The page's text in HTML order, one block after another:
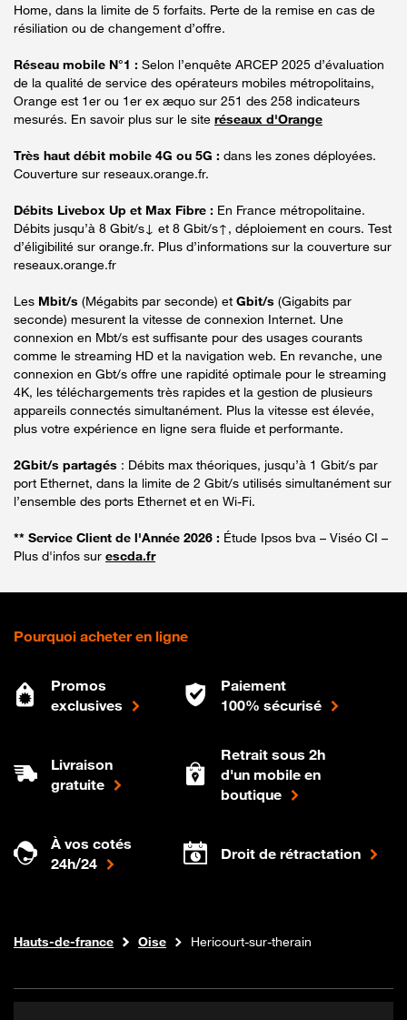
Home, dans la limite de 5 forfaits. Perte de la remise en cas de
résiliation ou de changement d’offre.
Réseau mobile N°1 : Selon l’enquête ARCEP 2025 d’évaluation
de la qualité de service des opérateurs mobiles métropolitains,
Orange est 1er ou 1er ex æquo sur 251 des 258 indicateurs
mesurés. En savoir plus sur le site réseaux d'Orange
Très haut débit mobile 4G ou 5G : dans les zones déployées.
Couverture sur reseaux.orange.fr.
Débits Livebox Up et Max Fibre : En France métropolitaine.
Débits jusqu’à 8 Gbit/s↓ et 8 Gbit/s↑, déploiement en cours. Test
d’éligibilité sur orange.fr. Plus d’informations sur la couverture sur
reseaux.orange.fr
Les Mbit/s (Mégabits par seconde) et Gbit/s (Gigabits par
seconde) mesurent la vitesse de connexion Internet. Une
connexion en Mbt/s est suffisante pour des usages courants
comme le streaming HD et la navigation web. En revanche, une
connexion en Gbt/s offre une rapidité optimale pour le streaming
4K, les téléchargements très rapides et la gestion de plusieurs
appareils connectés simultanément. Plus la vitesse est élevée,
plus votre expérience en ligne sera fluide et performante.
2Gbit/s partagés : Débits max théoriques, jusqu’à 1 Gbit/s par
port Ethernet, dans la limite de 2 Gbit/s utilisés simultanément sur
l’ensemble des ports Ethernet et en Wi-Fi.
** Service Client de l'Année 2026 : Étude Ipsos bva – Viséo CI –
Plus d'infos sur escda.fr
Pourquoi acheter en ligne
Promos
exclusives
Paiement
100% sécurisé
Livraison
gratuite
Retrait sous 2h
d'un mobile en
boutique
À vos cotés
24h/24
Droit de rétractation
Boutique Orange
Internet fibre
Hauts-de-france Oise Hericourt-sur-therain